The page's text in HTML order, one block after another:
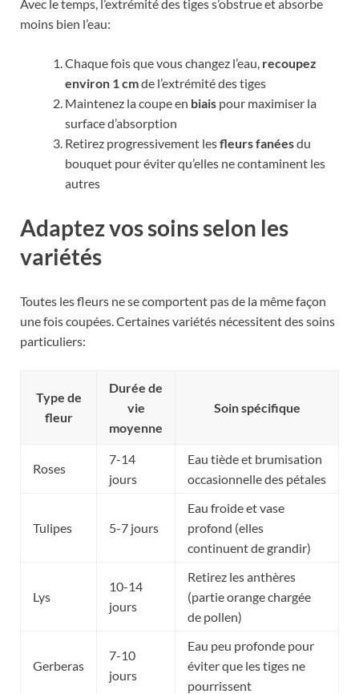
Avec le temps, l’extrémité des tiges s’obstrue et absorbe
moins bien l’eau:
Chaque fois que vous changez l’eau, recoupez
environ 1 cmde l’extrémité des tiges
Maintenez la coupe en biais pour maximiser la
surface d’absorption
Retirez progressivement lesfleurs fanéesdu
bouquet pour éviter qu’elles ne contaminent les
autres
Adaptez vos soins selon les
variétés
Toutes les fleurs ne se comportent pas de la même façon
une fois coupées. Certaines variétés nécessitent des soins
particuliers:
Type de
fleur
Durée de
vie
moyenne
Soin spécifique
Roses
7-14
jours
Eau tiède et brumisation
occasionnelle des pétales
Tulipes 5-7 jours
Eau froide et vase
profond (elles
continuent de grandir)
Lys
10-14
jours
Retirez les anthères
(partie orange chargée
de pollen)
Gerberas
7-10
jours
Eau peu profonde pour
éviter que les tiges ne
pourrissent